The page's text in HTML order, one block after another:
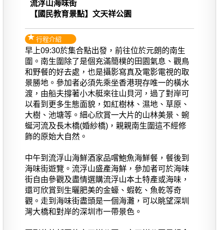
流浮山海味街
【國民教育景點】文天祥公園
行程介紹
早上09:30於集合點出發，前往位於元朗的南生
圍。南生圍除了是個充滿簡樸的田園氣息、觀鳥
和野餐的好去處，也是攝影寫真及電影電視的取
景勝地。參加者必須先乘坐香港現存唯一的橫水
渡，由船夫撐著小木艇來往山貝河，過了對岸可
以看到更多生態面貌，如紅樹林、濕地、草原、
大樹、池塘等。細心欣賞一大片的山林美景、蜿
蜒河流及長木橋(婚紗橋)，親親南生圍這不經修
飾的原始大自然。
中午到流浮山海鮮酒家品嚐鮑魚海鮮餐，餐後到
海味街遊覽。流浮山盛產海鮮，參加者可於海味
街自由參觀及盡情選購流浮山本土特產或海味，
還可欣賞到生曬肥美的金蠔、蝦乾、魚乾等奇
觀。走到海味街盡頭是一個海灘，可以眺望深圳
灣大橋和對岸的深圳市一帶景色。